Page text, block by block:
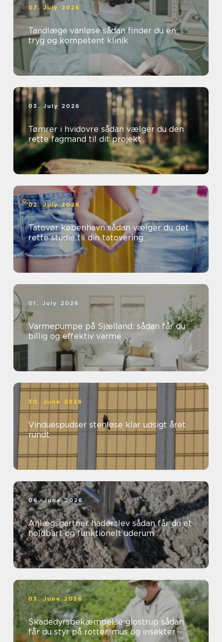
07. July 2026
Tandlæge vanløse sådan finder du en
tryg og kompetent klinik
03. July 2026
Tømrer i hvidovre sådan vælger du den
rette fagmand til dit projekt
02. July 2026
Tatovør københavn sådan vælger du det
rette studie til din tatovering
01. July 2026
Varmepumpe på Sjælland: sådan får du
billig og effektiv varme
30. June 2026
Vinduespudser stenløse klar udsigt året
rundt
06. June 2026
Anlægsgartner haderslev sådan får du et
holdbart og funktionelt uderum
03. June 2026
Skadedyrsbekæmpelse glostrup sådan
får du styr på rotter, mus og insekter